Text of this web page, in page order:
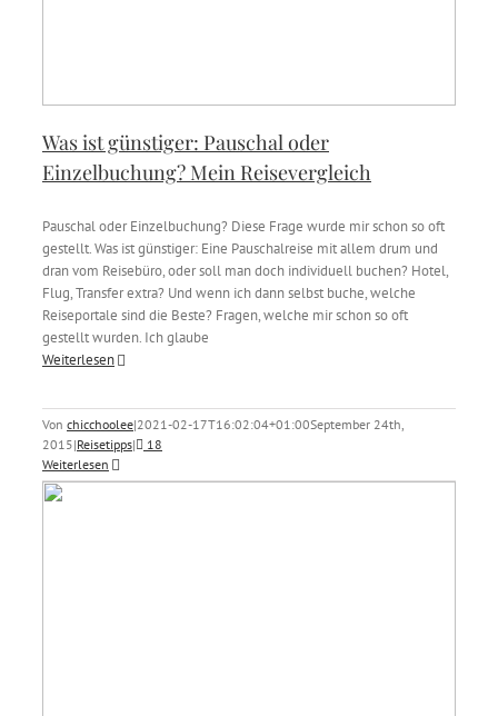
Was ist günstiger: Pauschal oder
Einzelbuchung? Mein Reisevergleich
Pauschal oder Einzelbuchung? Diese Frage wurde mir schon so oft
gestellt. Was ist günstiger: Eine Pauschalreise mit allem drum und
dran vom Reisebüro, oder soll man doch individuell buchen? Hotel,
Flug, Transfer extra? Und wenn ich dann selbst buche, welche
Reiseportale sind die Beste? Fragen, welche mir schon so oft
gestellt wurden. Ich glaube
Weiterlesen
Von chicchoolee|2021-02-17T16:02:04+01:00September 24th,
2015|Reisetipps|
18
Weiterlesen